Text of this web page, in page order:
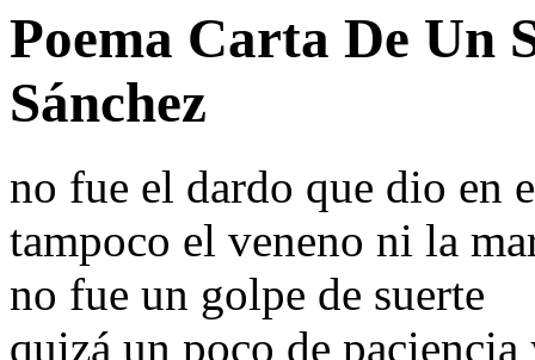
Poema Carta De Un
Sánchez
no fue el dardo que dio en
tampoco el veneno ni la
no fue un golpe de suerte
quizá un poco de